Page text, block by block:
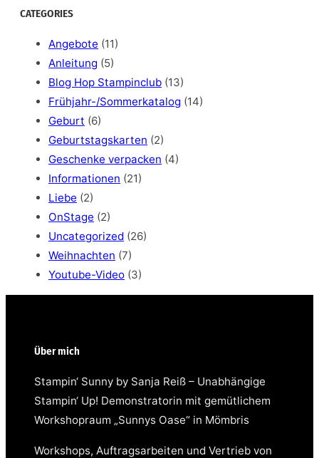
a
CATEGORIES
Angebote (11)
Anleitung (5)
Blog Hop Stampinclub (13)
Frühjahr-/Sommerkatalog (14)
Geburt (6)
Geburtstagskarten (2)
Geschenke verpacken (4)
Informationen (21)
Liebe (2)
OnStage (2)
Uncategorized (26)
Weihnachten (7)
Youtube-Video (3)
Über mich
Stampin‘ Sunny by Sanja Reiß – Unabhängige
Stampin‘ Up! Demonstratorin mit gemütlichem
Workshopraum „Sunnys Oase“ in Mömbris
Workshops, Auftragsarbeiten und Vertrieb von